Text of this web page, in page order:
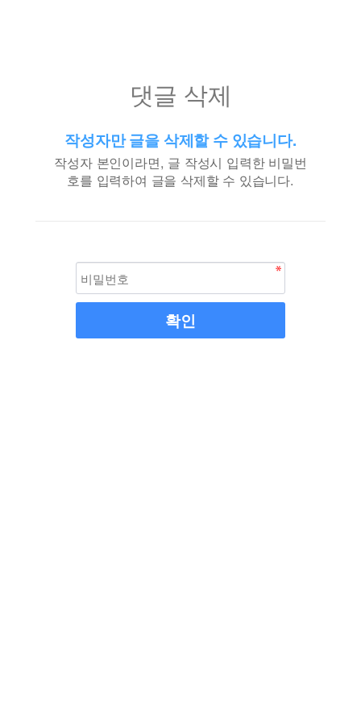
댓글 삭제
작성자만 글을 삭제할 수 있습니다.
작성자 본인이라면, 글 작성시 입력한 비밀번
호를 입력하여 글을 삭제할 수 있습니다.